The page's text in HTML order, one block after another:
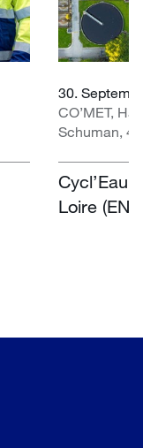
30.
CO’MET,
Schuman,
Cycl’Eau
Loire (EN)